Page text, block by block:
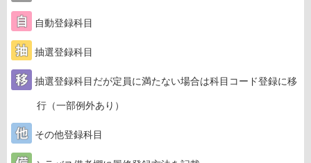
自動登録科目
抽選登録科目
抽選登録科目だが定員に満たない場合は科目コード登録に移
行（一部例外あり）
その他登録科目